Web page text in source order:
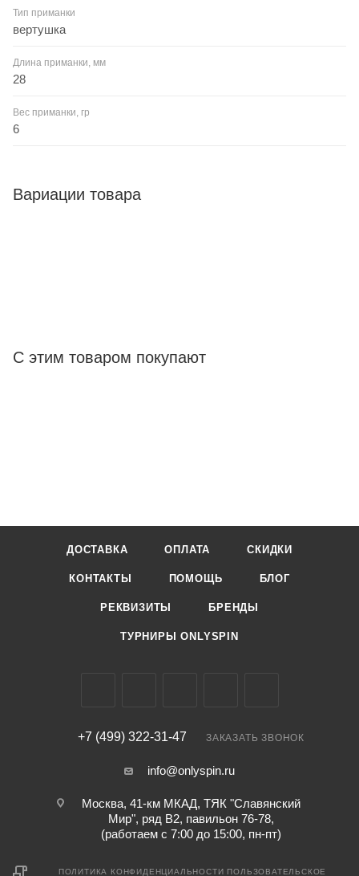
Тип приманки
вертушка
Длина приманки, мм
28
Вес приманки, гр
6
Вариации товара
С этим товаром покупают
ДОСТАВКА ОПЛАТА СКИДКИ
КОНТАКТЫ ПОМОЩЬ БЛОГ
РЕКВИЗИТЫ БРЕНДЫ
ТУРНИРЫ ONLYSPIN
+7 (499) 322-31-47 ЗАКАЗАТЬ ЗВОНОК
info@onlyspin.ru
Москва, 41-км МКАД, ТЯК "Славянский
Мир", ряд В2, павильон 76-78,
(работаем с 7:00 до 15:00, пн-пт)
ПОЛИТИКА КОНФИДЕНЦИАЛЬНОСТИ ПОЛЬЗОВАТЕЛЬСКОЕ